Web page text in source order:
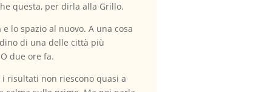
questa, per dirla alla Grillo.
lo spazio al nuovo. A una cosa
di una delle città più
due ore fa.
risultati non riescono quasi a